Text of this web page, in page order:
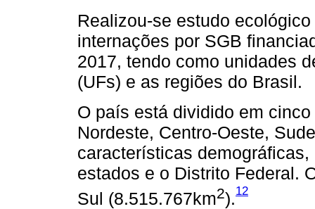
Realizou-se estudo
internações por SGB
2017, tendo como unidades
(UFs) e as regiões do Brasil.
O país está dividido em
Nordeste, Centro-Oeste,
características
estados e o Distrito Federal.
Sul (8.515.767km2).12